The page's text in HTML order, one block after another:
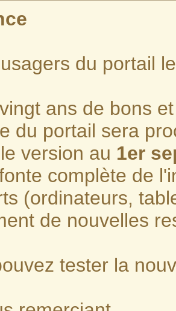
du portail
ans de bons
du portail sera
version au 1er
complète de
(ordinateurs,
de nouvelles
tester la